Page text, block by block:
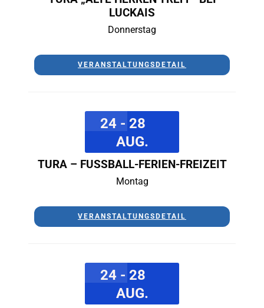
LUCKAIS
Donnerstag
VERANSTALTUNGSDETAIL
24 - 28
AUG.
TURA – FUSSBALL-FERIEN-FREIZEIT
Montag
VERANSTALTUNGSDETAIL
24 - 28
AUG.